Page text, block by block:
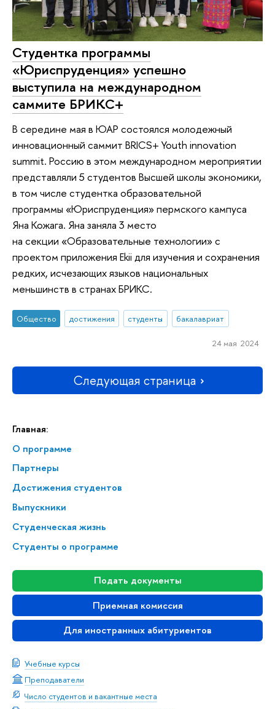
Главная:
О программе
Партнеры
Достижения студентов
Выпускники
Студенческая жизнь
Студенты о программе
Подать документы
Приемная комиссия
Для иностранных абитуриентов
Учебные курсы
Преподаватели
Число студентов и вакантные места
Студентка программы
«Юриспруденция» успешно
выступила на международном
саммите БРИКС+
В середине мая в ЮАР состоялся молодежный
инновационный саммит BRICS+ Youth innovation
summit. Россию в этом международном мероприятии
представляли 5 студентов Высшей школы экономики,
в том числе студентка образовательной
программы «Юриспруденция» пермского кампуса
Яна Кожага. Яна заняла 3 место
на секции «Образовательные технологии» с
проектом приложения Ekii для изучения и сохранения
редких, исчезающих языков национальных
меньшинств в странах БРИКС.
Общество достижения студенты бакалавриат
24 мая 2024
Следующая страница